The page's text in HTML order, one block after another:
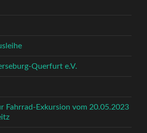
Querfurt e.V.
Fahrrad-Exkursion vom 20.05.2023